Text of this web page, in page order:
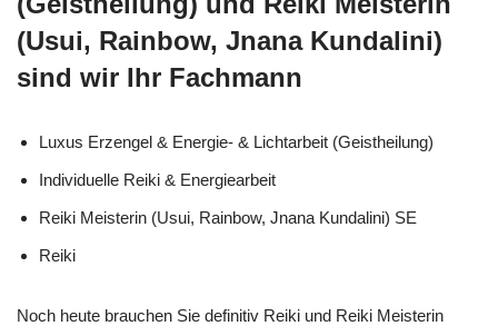
(Usui, Rainbow, Jnana Kundalini)
sind wir Ihr Fachmann
Luxus Erzengel & Energie- & Lichtarbeit (Geistheilung)
Individuelle Reiki & Energiearbeit
Reiki Meisterin (Usui, Rainbow, Jnana Kundalini) SE
Reiki
Noch heute brauchen Sie definitiv Reiki und Reiki Meisterin